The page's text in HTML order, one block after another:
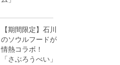
【期間限定】石川
のソウルフードが
情熱コラボ！
「さぶろうべい」